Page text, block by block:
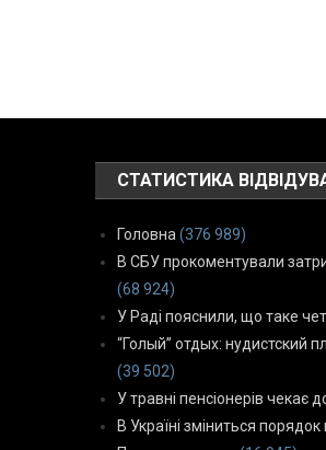
СТАТИСТИКА
Головна (376 989)
В СБУ прокоментували
(68 924)
У Раді пояснили, що таке
“Голый” отдых: нудистский
(39 502)
У травні пенсіонерів чекає
В Україні зміниться